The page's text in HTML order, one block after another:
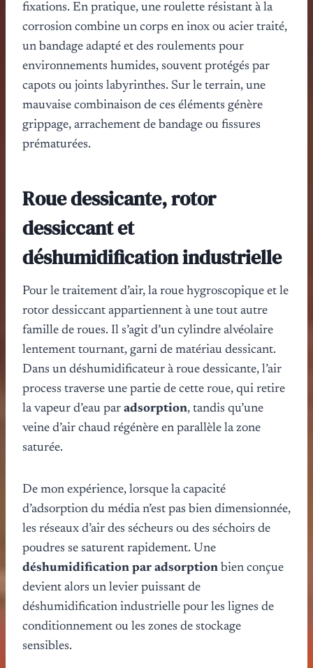
fixations. En pratique, une roulette résistant à la
corrosion combine un corps en inox ou acier traité,
un bandage adapté et des roulements pour
environnements humides, souvent protégés par
capots ou joints labyrinthes. Sur le terrain, une
mauvaise combinaison de ces éléments génère
grippage, arrachement de bandage ou fissures
prématurées.
Roue dessicante, rotor
dessiccant et
déshumidification industrielle
Pour le traitement d’air, la roue hygroscopique et le
rotor dessiccant appartiennent à une tout autre
famille de roues. Il s’agit d’un cylindre alvéolaire
lentement tournant, garni de matériau dessicant.
Dans un déshumidificateur à roue dessicante, l’air
process traverse une partie de cette roue, qui retire
la vapeur d’eau par adsorption, tandis qu’une
veine d’air chaud régénère en parallèle la zone
saturée.
De mon expérience, lorsque la capacité
d’adsorption du média n’est pas bien dimensionnée,
les réseaux d’air des sécheurs ou des séchoirs de
poudres se saturent rapidement. Une
déshumidification par adsorption bien conçue
devient alors un levier puissant de
déshumidification industrielle pour les lignes de
conditionnement ou les zones de stockage
sensibles.